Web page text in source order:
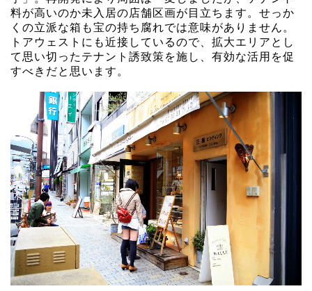
料が高いのか未入居の店舗区画が目立ちます。せっか
くの立派な箱も宝の持ち腐れでは意味がありません。
トアウェストにも近接しているので、拡大エリアとし
て思い切ったテナント誘致策を施し、有効な活用を促
すべきだと思います。